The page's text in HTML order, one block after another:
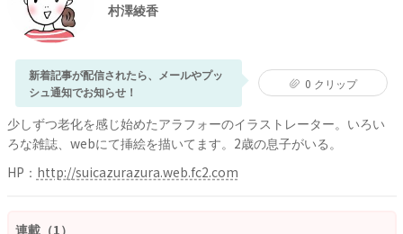
村澤綾香
新着記事が配信されたら、メールやプッ
シュ通知でお知らせ！
0 クリップ
少しずつ老化を感じ始めたアラフォーのイラストレーター。いろい
ろな雑誌、webにて挿絵を描いてます。2歳の息子がいる。
HP： http://suicazurazura.web.fc2.com
連載（1）